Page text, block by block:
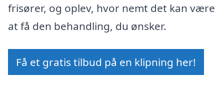
frisører, og oplev, hvor nemt det kan være
at få den behandling, du ønsker.
Få et gratis tilbud på en klipning her!